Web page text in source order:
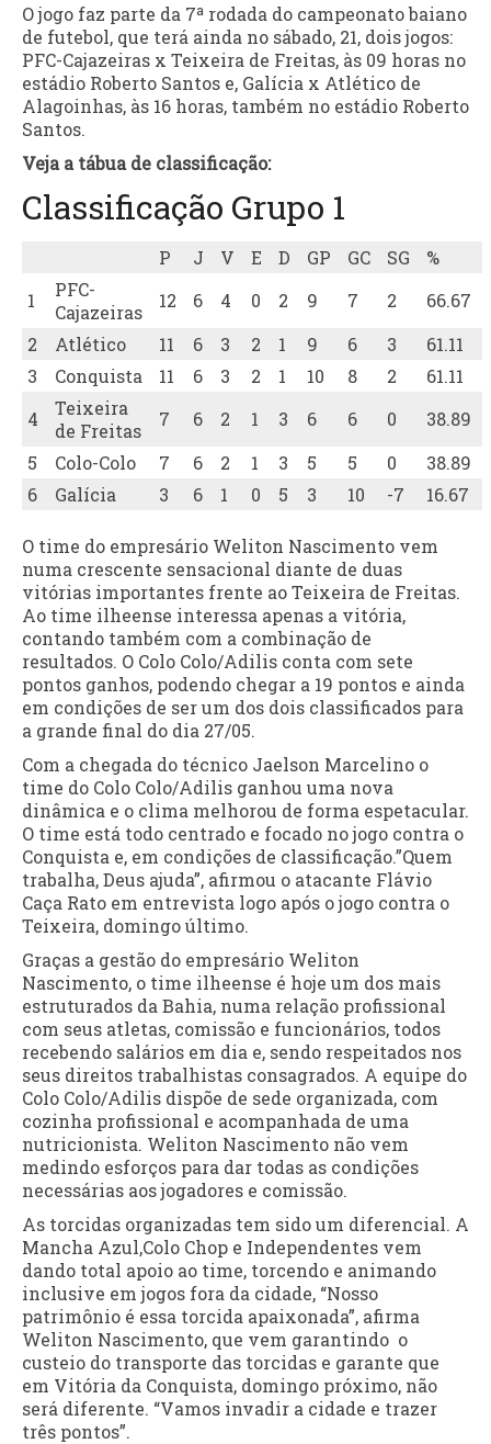
O jogo faz parte da 7ª rodada do campeonato baiano
de futebol, que terá ainda no sábado, 21, dois jogos:
PFC-Cajazeiras x Teixeira de Freitas, às 09 horas no
estádio Roberto Santos e, Galícia x Atlético de
Alagoinhas, às 16 horas, também no estádio Roberto
Santos.
Veja a tábua de classificação:
Classificação Grupo 1
P J V E D GP GC SG
%
1
PFC-
Cajazeiras
12 6 4 0 2 9 7 2
66.67
2
Atlético 11 6 3 2 1 9 6 3
61.11
3
Conquista 11 6 3 2 1 10 8 2
61.11
4
Teixeira
de Freitas
7 6 2 1 3 6 6 0
38.89
5
Colo-Colo 7 6 2 1 3 5 5 0
38.89
6
Galícia 3 6 1 0 5 3 10 -7 16.67
O time do empresário Weliton Nascimento vem
numa crescente sensacional diante de duas
vitórias importantes frente ao Teixeira de Freitas.
Ao time ilheense interessa apenas a vitória,
contando também com a combinação de
resultados. O Colo Colo/Adilis conta com sete
pontos ganhos, podendo chegar a 19 pontos e ainda
em condições de ser um dos dois classificados para
a grande final do dia 27/05.
Com a chegada do técnico Jaelson Marcelino o
time do Colo Colo/Adilis ganhou uma nova
dinâmica e o clima melhorou de forma espetacular.
O time está todo centrado e focado no jogo contra o
Conquista e, em condições de classificação.”Quem
trabalha, Deus ajuda”, afirmou o atacante Flávio
Caça Rato em entrevista logo após o jogo contra o
Teixeira, domingo último.
Graças a gestão do empresário Weliton
Nascimento, o time ilheense é hoje um dos mais
estruturados da Bahia, numa relação profissional
com seus atletas, comissão e funcionários, todos
recebendo salários em dia e, sendo respeitados nos
seus direitos trabalhistas consagrados. A equipe do
Colo Colo/Adilis dispõe de sede organizada, com
cozinha profissional e acompanhada de uma
nutricionista. Weliton Nascimento não vem
medindo esforços para dar todas as condições
necessárias aos jogadores e comissão.
As torcidas organizadas tem sido um diferencial. A
Mancha Azul,Colo Chop e Independentes vem
dando total apoio ao time, torcendo e animando
inclusive em jogos fora da cidade, “Nosso
patrimônio é essa torcida apaixonada”, afirma
Weliton Nascimento, que vem garantindo o
custeio do transporte das torcidas e garante que
em Vitória da Conquista, domingo próximo, não
será diferente. “Vamos invadir a cidade e trazer
três pontos”.